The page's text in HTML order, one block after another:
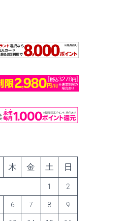
木 金 土 日
1 2
6 7 8 9